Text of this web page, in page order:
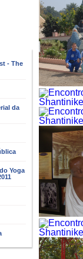
- The
da
Yoga